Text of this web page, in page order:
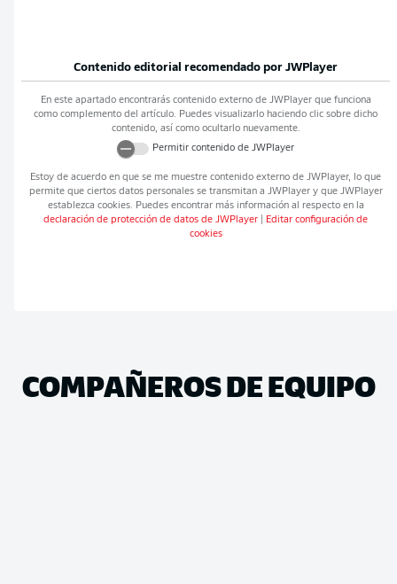
Contenido editorial recomendado por JWPlayer
En este apartado encontrarás contenido externo de JWPlayerque funciona
como complemento del artículo. Puedes visualizarlo haciendo clic sobre dicho
contenido, así como ocultarlo nuevamente.
Permitir contenido de JWPlayer
Estoy de acuerdo en que se me muestre contenido externo de JWPlayer, lo que
permite que ciertos datos personales se transmitan a JWPlayery que JWPlayer
establezca cookies. Puedes encontrar más información al respecto en la
declaración de protección de datos de JWPlayer
Editar configuración de
cookies
COMPAÑEROS DE EQUIPO